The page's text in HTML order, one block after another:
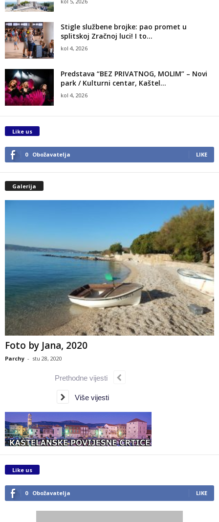
Stigle službene brojke: pao promet u
splitskoj Zračnoj luci! I to...
kol 4, 2026
Predstava “BEZ PRIVATNOG, MOLIM” – Novi
park / Kulturni centar, Kaštel...
kol 4, 2026
Like us
0 Obožavatelja LIKE
Galerija
Foto by Jana, 2020
Parchy - stu 28, 2020
Prethodne vijesti
Više vijesti
Like us
0 Obožavatelja LIKE